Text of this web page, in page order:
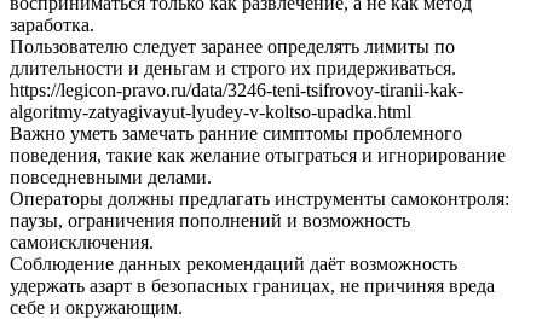
заработка.
Пользователю следует заранее определять лимиты по
длительности и деньгам и строго их придерживаться.
https://legicon-pravo.ru/data/3246-teni-tsifrovoy-tiranii-kak-
algoritmy-zatyagivayut-lyudey-v-koltso-upadka.html
Важно уметь замечать ранние симптомы проблемного
поведения, такие как желание отыграться и игнорирование
повседневными делами.
Операторы должны предлагать инструменты самоконтроля:
паузы, ограничения пополнений и возможность
самоисключения.
Соблюдение данных рекомендаций даёт возможность
удержать азарт в безопасных границах, не причиняя вреда
себе и окружающим.